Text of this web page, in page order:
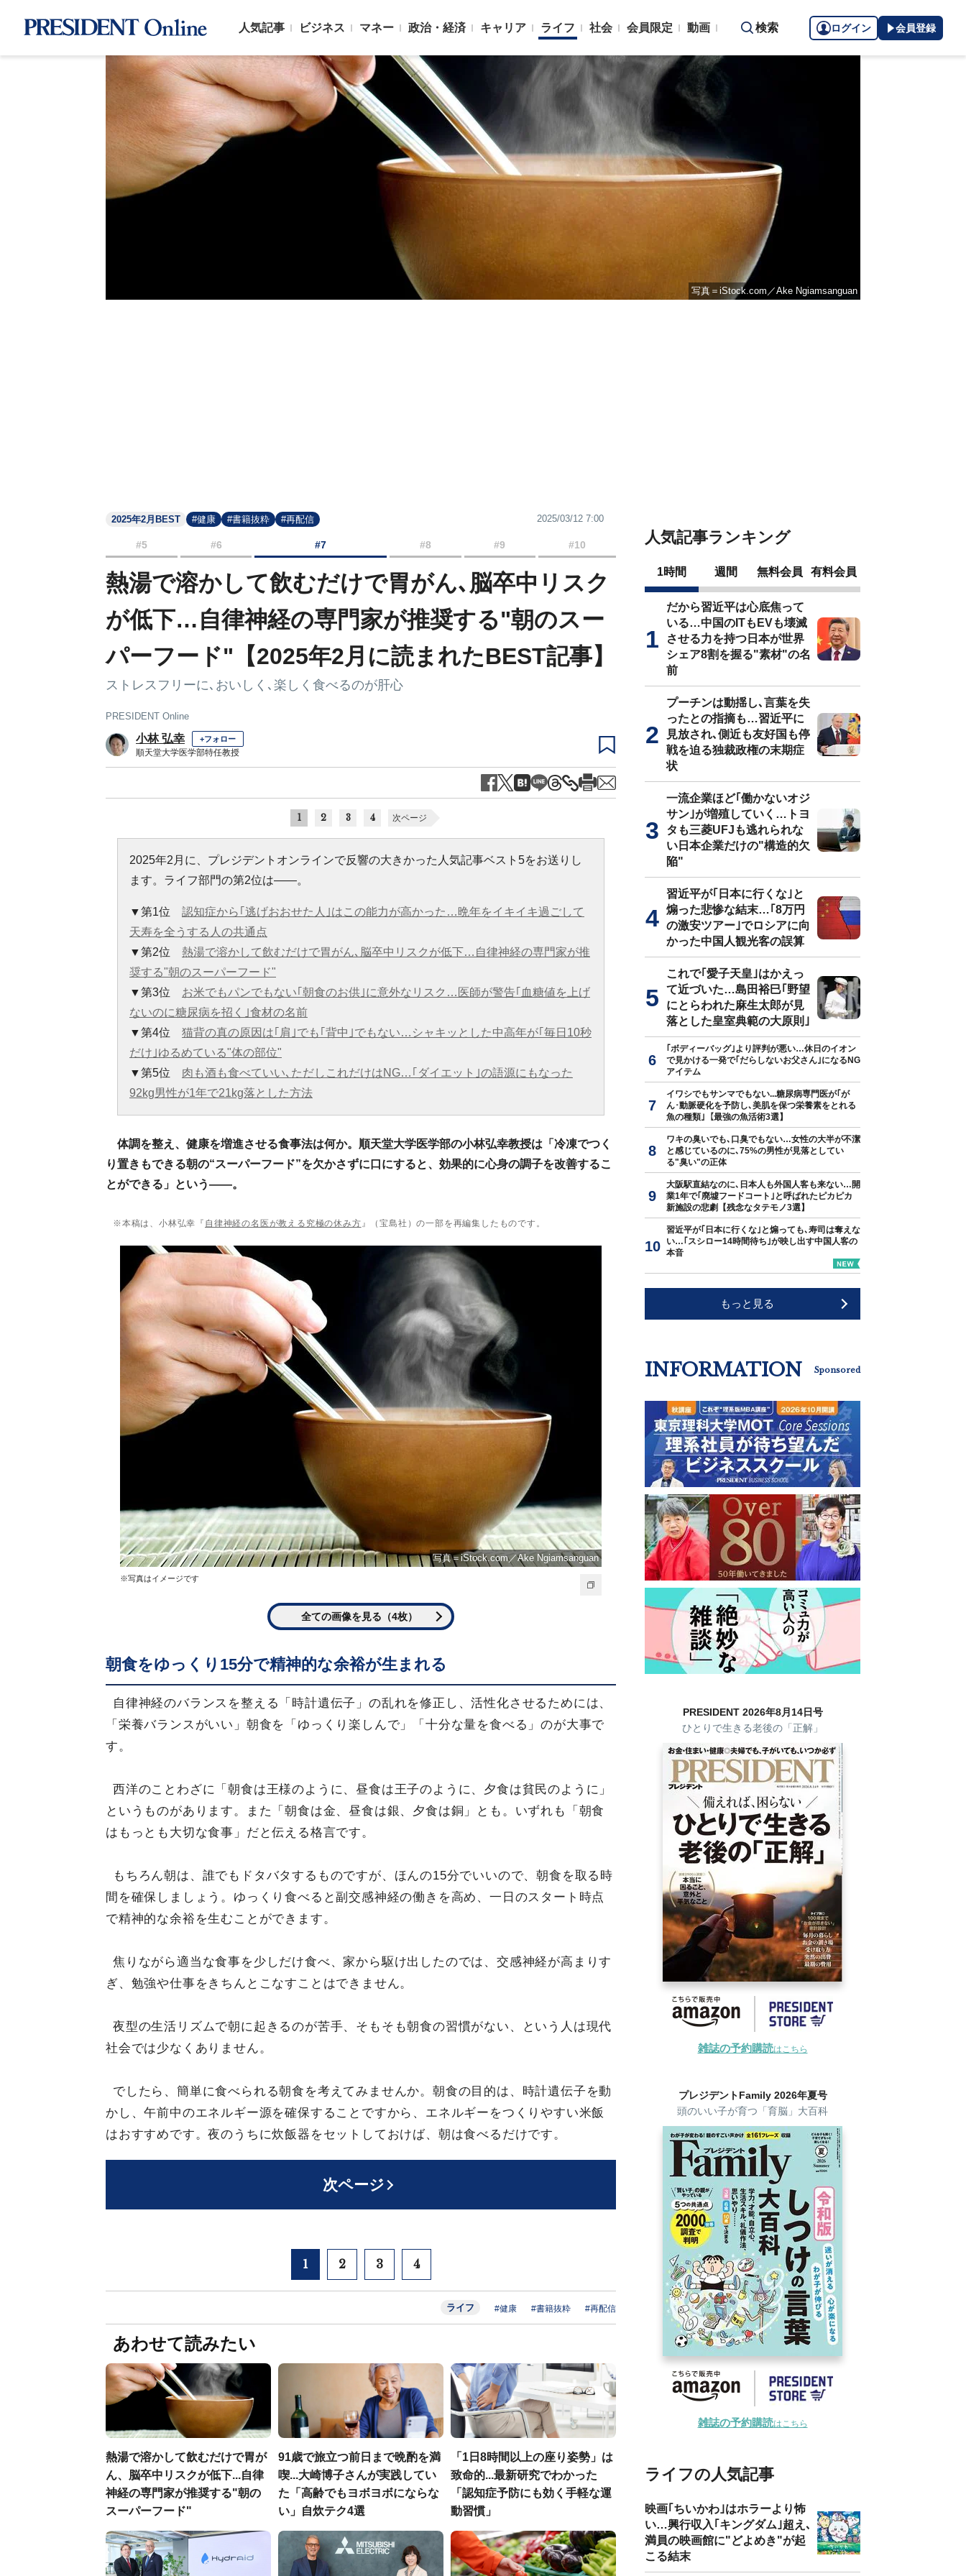
人気記事 ビジネス マネー 政治・経済 キャリア ライフ 社会 会員限定 動画 検索 ログイン 会員登録
写真＝iStock.com／Ake Ngiamsanguan
2025年2月BEST #健康 #書籍抜粋 #再配信 2025/03/12 7:00
#5 #6 #7 #8 #9 #10
熱湯で溶かして飲むだけで胃がん､脳卒中リスク
が低下…自律神経の専門家が推奨する"朝のスー
パーフード"【2025年2月に読まれたBEST記事】
ストレスフリーに､おいしく､楽しく食べるのが肝心
PRESIDENT Online
小林 弘幸 +フォロー
順天堂大学医学部特任教授
1 2 3 4 次ページ
2025年2月に、プレジデントオンラインで反響の大きかった人気記事ベスト5をお送りし
ます。ライフ部門の第2位は――。
▼第1位 認知症から｢逃げおおせた人｣はこの能力が高かった…晩年をイキイキ過ごして
天寿を全うする人の共通点
▼第2位 熱湯で溶かして飲むだけで胃がん､脳卒中リスクが低下…自律神経の専門家が推
奨する"朝のスーパーフード"
▼第3位 お米でもパンでもない｢朝食のお供｣に意外なリスク…医師が警告｢血糖値を上げ
ないのに糖尿病を招く｣食材の名前
▼第4位 猫背の真の原因は｢肩｣でも｢背中｣でもない…シャキッとした中高年が｢毎日10秒
だけ｣ゆるめている"体の部位"
▼第5位 肉も酒も食べていい､ただしこれだけはNG…｢ダイエット｣の語源にもなった
92kg男性が1年で21kg落とした方法
体調を整え、健康を増進させる食事法は何か。順天堂大学医学部の小林弘幸教授は「冷凍でつく
り置きもできる朝の“スーパーフード”を欠かさずに口にすると、効果的に心身の調子を改善するこ
とができる」という――。
※本稿は、小林弘幸『 自律神経の名医が教える究極の休み方 』（宝島社）の一部を再編集したものです。
写真＝iStock.com／Ake Ngiamsanguan
※写真はイメージです
全ての画像を見る（4枚）
朝食をゆっくり15分で精神的な余裕が生まれる
自律神経のバランスを整える「時計遺伝子」の乱れを修正し、活性化させるためには、
「栄養バランスがいい」朝食を「ゆっくり楽しんで」「十分な量を食べる」のが大事で
す。
西洋のことわざに「朝食は王様のように、昼食は王子のように、夕食は貧民のように」
というものがあります。また「朝食は金、昼食は銀、夕食は銅」とも。いずれも「朝食
はもっとも大切な食事」だと伝える格言です。
もちろん朝は、誰でもドタバタするものですが、ほんの15分でいいので、朝食を取る時
間を確保しましょう。ゆっくり食べると副交感神経の働きを高め、一日のスタート時点
で精神的な余裕を生むことができます。
焦りながら適当な食事を少しだけ食べ、家から駆け出したのでは、交感神経が高まりす
ぎ、勉強や仕事をきちんとこなすことはできません。
夜型の生活リズムで朝に起きるのが苦手、そもそも朝食の習慣がない、という人は現代
社会では少なくありません。
でしたら、簡単に食べられる朝食を考えてみませんか。朝食の目的は、時計遺伝子を動
かし、午前中のエネルギー源を確保することですから、エネルギーをつくりやすい米飯
はおすすめです。夜のうちに炊飯器をセットしておけば、朝は食べるだけです。
次ページ
1 2 3 4
ライフ #健康 #書籍抜粋 #再配信
あわせて読みたい
熱湯で溶かして飲むだけで胃が
ん、脳卒中リスクが低下...自律
神経の専門家が推奨する"朝の
スーパーフード"
91歳で旅立つ前日まで晩酌を満
喫...大崎博子さんが実践してい
た「高齢でもヨボヨボにならな
い」自炊テク4選
「1日8時間以上の座り姿勢」は
致命的...最新研究でわかった
「認知症予防にも効く手軽な運
動習慣」
人気記事ランキング
1時間 週間 無料会員 有料会員
だから習近平は心底焦って
いる…中国のITもEVも壊滅
させる力を持つ日本が世界
シェア8割を握る"素材"の名
前
プーチンは動揺し､言葉を失
ったとの指摘も…習近平に
見放され､側近も友好国も停
戦を迫る独裁政権の末期症
状
一流企業ほど｢働かないオジ
サン｣が増殖していく…トヨ
タも三菱UFJも逃れられな
い日本企業だけの"構造的欠
陥"
習近平が｢日本に行くな｣と
煽った悲惨な結末…｢8万円
の激安ツアー｣でロシアに向
かった中国人観光客の誤算
これで｢愛子天皇｣はかえっ
て近づいた…島田裕巳｢野望
にとらわれた麻生太郎が見
落とした皇室典範の大原則｣
｢ボディーバッグ｣より評判が悪い…休日のイオン
で見かける一発で｢だらしないお父さん｣になるNG
アイテム
イワシでもサンマでもない...糖尿病専門医が｢が
ん･動脈硬化を予防し､美肌を保つ栄養素をとれる
魚の種類｣【最強の魚活術3選】
ワキの臭いでも､口臭でもない…女性の大半が不潔
と感じているのに､75%の男性が見落としてい
る"臭い"の正体
大阪駅直結なのに､日本人も外国人客も来ない…開
業1年で｢廃墟フードコート｣と呼ばれたピカピカ
新施設の悲劇【残念なタテモノ3選】
習近平が｢日本に行くな｣と煽っても､寿司は奪えな
い…｢スシロー14時間待ち｣が映し出す中国人客の
本音
もっと見る
INFORMATION Sponsored
PRESIDENT 2026年8月14日号
ひとりで生きる老後の「正解」
雑誌の予約購読はこちら
プレジデントFamily 2026年夏号
頭のいい子が育つ「育脳」大百科
雑誌の予約購読はこちら
ライフの人気記事
映画｢ちいかわ｣はホラーより怖
い…興行収入｢キングダム｣超え､
満員の映画館に"どよめき"が起
こる結末